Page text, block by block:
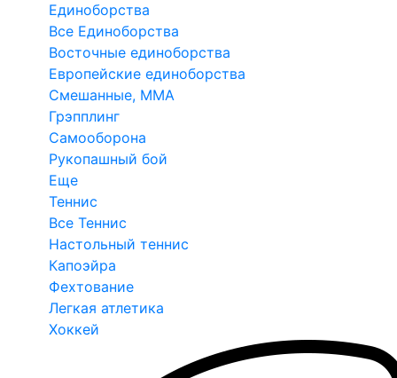
Единоборства
Все Единоборства
Восточные единоборства
Европейские единоборства
Смешанные, ММА
Грэпплинг
Самооборона
Рукопашный бой
Еще
Теннис
Все Теннис
Настольный теннис
Капоэйра
Фехтование
Легкая атлетика
Хоккей